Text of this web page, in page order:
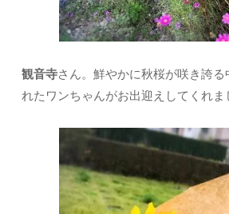
観音寺さん。鮮やかに秋桜が咲き誇
れたワンちゃんがお出迎えしてくれま